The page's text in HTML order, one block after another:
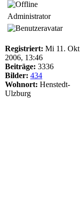
Administrator
Registriert: Mi 11. Okt
2006, 13:46
Beiträge: 3336
Bilder: 434
Wohnort: Henstedt-
Ulzburg